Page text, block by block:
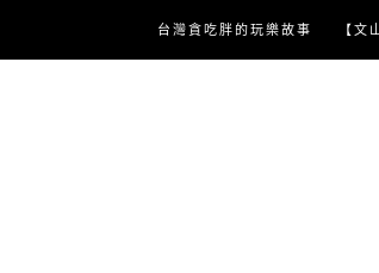
content
台灣貪吃胖的玩樂故事 【文